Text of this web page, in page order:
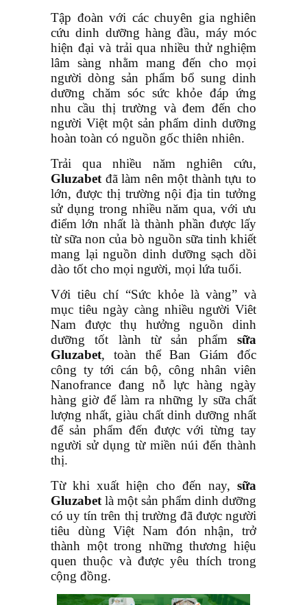
Tập đoàn với các chuyên gia nghiên
cứu dinh dưỡng hàng đầu, máy móc
hiện đại và trải qua nhiều thử nghiệm
lâm sàng nhằm mang đến cho mọi
người dòng sản phẩm bổ sung dinh
dưỡng chăm sóc sức khỏe đáp ứng
nhu cầu thị trường và đem đến cho
người Việt một sản phẩm dinh dưỡng
hoàn toàn có nguồn gốc thiên nhiên.
Trải qua nhiều năm nghiên cứu,
Gluzabet đã làm nên một thành tựu to
lớn, được thị trường nội địa tin tưởng
sử dụng trong nhiều năm qua, với ưu
điểm lớn nhất là thành phần được lấy
từ sữa non của bò nguồn sữa tinh khiết
mang lại nguồn dinh dưỡng sạch dồi
dào tốt cho mọi người, mọi lứa tuổi.
Với tiêu chí “Sức khỏe là vàng” và
mục tiêu ngày càng nhiều người Viêt
Nam được thụ hưởng nguồn dinh
dưỡng tốt lành từ sản phẩm sữa
Gluzabet, toàn thể Ban Giám đốc
công ty tới cán bộ, công nhân viên
Nanofrance đang nỗ lực hàng ngày
hàng giờ để làm ra những ly sữa chất
lượng nhất, giàu chất dinh dưỡng nhất
để sản phẩm đến được với từng tay
người sử dụng từ miền núi đến thành
thị.
Từ khi xuất hiện cho đến nay, sữa
Gluzabet là một sản phẩm dinh dưỡng
có uy tín trên thị trường đã được người
tiêu dùng Việt Nam đón nhận, trở
thành một trong những thương hiệu
quen thuộc và được yêu thích trong
cộng đồng.